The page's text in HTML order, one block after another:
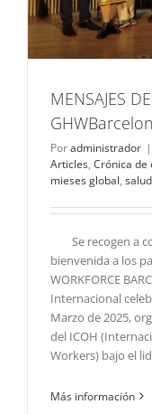
MENSAJES
Poradministrador |
Articles, Crónica de
mieses global,
Se recogen a
bienvenida a los
WORKFORCE
Internacional
Marzo de 2025,
del ICOH
Workers) bajo el
Más información